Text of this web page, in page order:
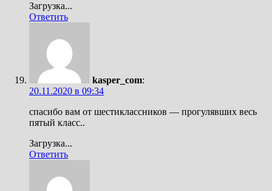
Загрузка...
Ответить
kasper_com:
20.11.2020 в 09:34
спасибо вам от шестиклассников — прогулявших весь
пятый класс..
Загрузка...
Ответить